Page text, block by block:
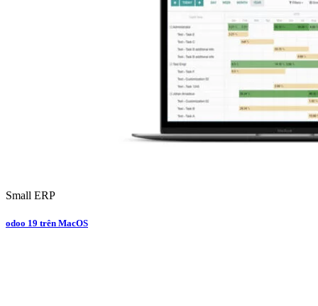
Small ERP
odoo 19 trên MacOS